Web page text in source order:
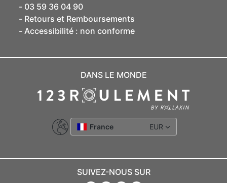
03 59 36 04 90
Retours et Remboursements
Accessibilité : non conforme
DANS LE MONDE
France EUR
SUIVEZ-NOUS SUR